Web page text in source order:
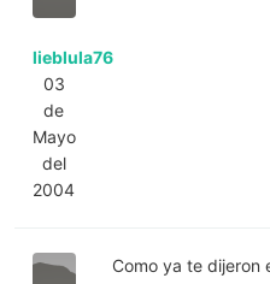
lieblula76
03
de
Mayo
del
2004
Como ya te dijeron